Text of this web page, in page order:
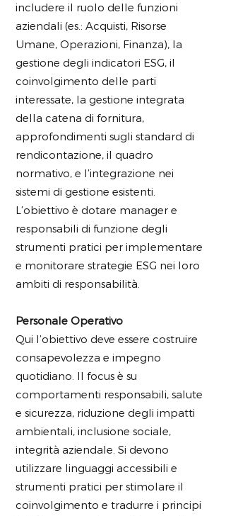
includere il ruolo delle funzioni
aziendali (es.: Acquisti, Risorse
Umane, Operazioni, Finanza), la
gestione degli indicatori ESG, il
coinvolgimento delle parti
interessate, la gestione integrata
della catena di fornitura,
approfondimenti sugli standard di
rendicontazione, il quadro
normativo, e l’integrazione nei
sistemi di gestione esistenti.
L’obiettivo è dotare manager e
responsabili di funzione degli
strumenti pratici per implementare
e monitorare strategie ESG nei loro
ambiti di responsabilità.
Personale Operativo
Qui l’obiettivo deve essere costruire
consapevolezza e impegno
quotidiano. Il focus è su
comportamenti responsabili, salute
e sicurezza, riduzione degli impatti
ambientali, inclusione sociale,
integrità aziendale. Si devono
utilizzare linguaggi accessibili e
strumenti pratici per stimolare il
coinvolgimento e tradurre i principi